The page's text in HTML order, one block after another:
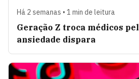
Há 2 semanas • 1 min de leitura
Geração Z troca médicos
ansiedade dispara